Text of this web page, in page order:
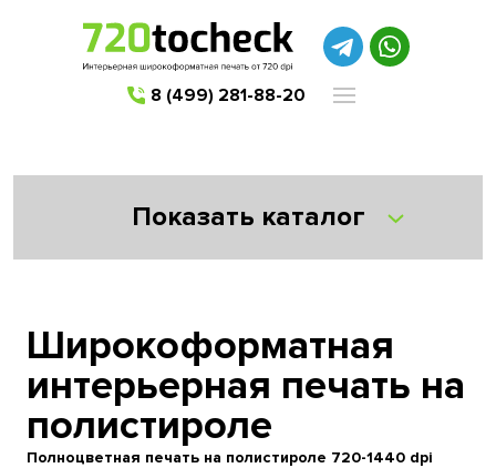
8 (499) 281-88-20
Показать каталог
Широкоформатная
интерьерная печать на
полистироле
Полноцветная печать на полистироле 720-1440 dpi